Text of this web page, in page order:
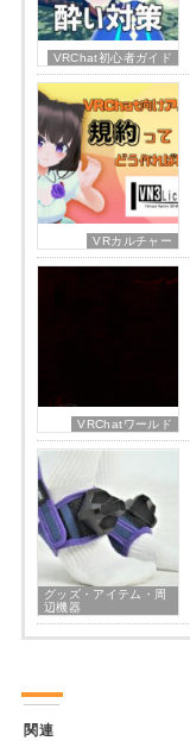
VRChat初心者ガイド
VRカルチャー
VRChatワールド
グッズ・アイテム・周
辺機器
関連